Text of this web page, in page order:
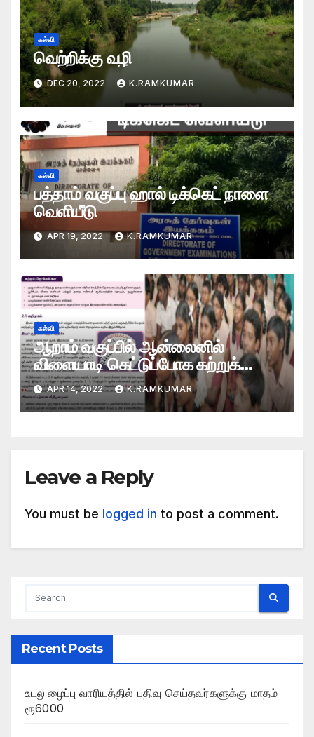
கல்வி
வெற்றிக்கு வழி
DEC 20, 2022 K.RAMKUMAR
கல்வி
பத்தாம் வகுப்பு ஹால் டிக்கெட் நாளை
வெளியீடு
APR 19, 2022 K.RAMKUMAR
கல்வி
ஆறாம் வகுப்பில் ஆன்லைனில்
விளையாடி கெட்டுப்போக கற்றுக்
கொடுப்பதா பெற்றோர்கள் அதிர்ச்சி
APR 14, 2022 K.RAMKUMAR
Leave a Reply
You must be logged in to post a comment.
Recent Posts
உடலுழைப்பு வாரியத்தில் பதிவு செய்தவர்களுக்கு மாதம்
ரூ6000